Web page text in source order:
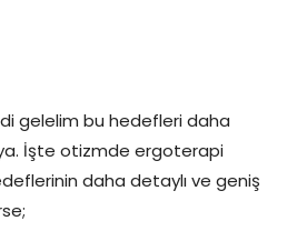
gelelim bu hedefleri daha
İşte otizmde ergoterapi
daha detaylı ve geniş